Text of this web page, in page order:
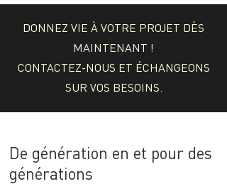
DONNEZ VIE À VOTRE PROJET DÈS
MAINTENANT !
CONTACTEZ-NOUS ET ÉCHANGEONS
SUR VOS BESOINS
De génération en et pour des
générations